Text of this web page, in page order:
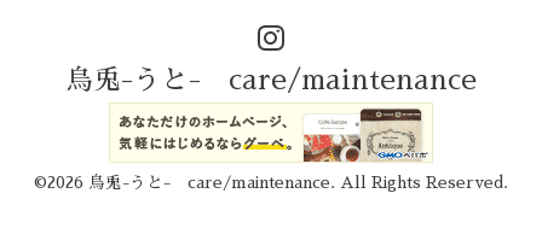
烏兎-うと- care/maintenance
©2026 烏兎-うと- care/maintenance . All Rights Reserved.